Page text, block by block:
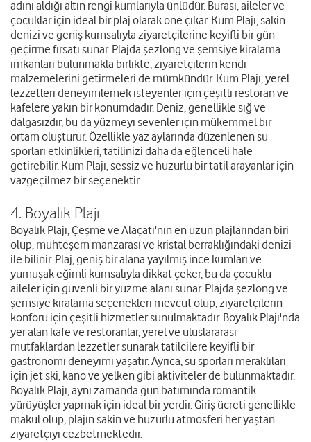
adını aldığı altın rengi kumlarıyla ünlüdür. Burası, aileler ve
çocuklar için ideal bir plaj olarak öne çıkar. Kum Plajı, sakin
denizi ve geniş kumsalıyla ziyaretçilerine keyifli bir gün
geçirme fırsatı sunar. Plajda şezlong ve şemsiye kiralama
imkanları bulunmakla birlikte, ziyaretçilerin kendi
malzemelerini getirmeleri de mümkündür. Kum Plajı, yerel
lezzetleri deneyimlemek isteyenler için çeşitli restoran ve
kafelere yakın bir konumdadır. Deniz, genellikle sığ ve
dalgasızdır, bu da yüzmeyi sevenler için mükemmel bir
ortam oluşturur. Özellikle yaz aylarında düzenlenen su
sporları etkinlikleri, tatilinizi daha da eğlenceli hale
getirebilir. Kum Plajı, sessiz ve huzurlu bir tatil arayanlar için
vazgeçilmez bir seçenektir.
4. Boyalık Plajı
Boyalık Plajı, Çeşme ve Alaçatı'nın en uzun plajlarından biri
olup, muhteşem manzarası ve kristal berraklığındaki denizi
ile bilinir. Plaj, geniş bir alana yayılmış ince kumları ve
yumuşak eğimli kumsalıyla dikkat çeker, bu da çocuklu
aileler için güvenli bir yüzme alanı sunar. Plajda şezlong ve
şemsiye kiralama seçenekleri mevcut olup, ziyaretçilerin
konforu için çeşitli hizmetler sunulmaktadır. Boyalık Plajı'nda
yer alan kafe ve restoranlar, yerel ve uluslararası
mutfaklardan lezzetler sunarak tatilcilere keyifli bir
gastronomi deneyimi yaşatır. Ayrıca, su sporları meraklıları
için jet ski, kano ve yelken gibi aktiviteler de bulunmaktadır.
Boyalık Plajı, aynı zamanda gün batımında romantik
yürüyüşler yapmak için ideal bir yerdir. Giriş ücreti genellikle
makul olup, plajın sakin ve huzurlu atmosferi her yaştan
ziyaretçiyi cezbetmektedir.